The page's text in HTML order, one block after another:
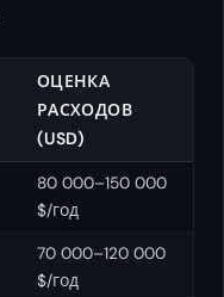
ОЦЕНКА
РАСХОДОВ
(USD)
80 000–150 000
$/год
70 000–120 000
$/год